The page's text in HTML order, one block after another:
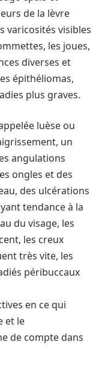
de la lèvre
varicosités visibles
les joues,
diverses et
épithéliomas,
plus graves.
luèse ou
un
angulations
ongles et des
des ulcérations
tendance à la
du visage, les
les creux
très vite, les
péribuccaux
en ce qui
et le
de compte dans